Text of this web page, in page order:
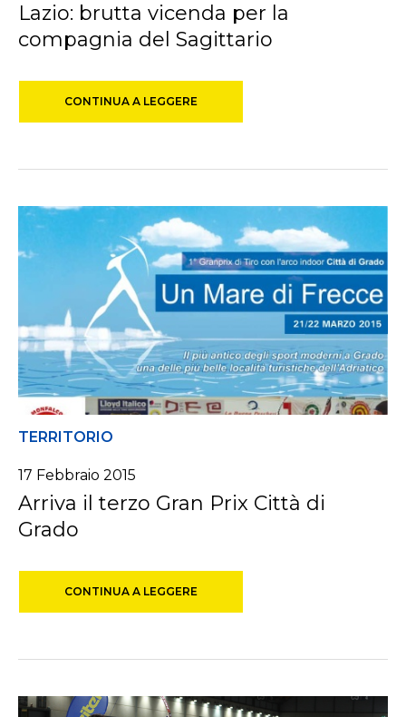
Lazio: brutta vicenda per la
compagnia del Sagittario
CONTINUA A LEGGERE
TERRITORIO
17 Febbraio 2015
Arriva il terzo Gran Prix Città di
Grado
CONTINUA A LEGGERE